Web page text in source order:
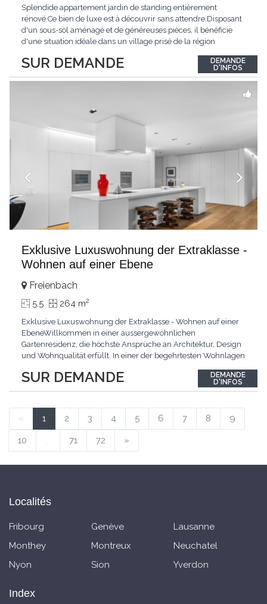
SUR DEMANDE
Splendide appartement jardin de standing entièrement
rénové.Ce bien de luxe est à découvrir sans attendre.Disposant
d'un sous-sol aménagé et de généreuses pièces, il bénéficie
d'une situation idéale dans un village prisé de la région
hors du commun tout au long de la journée.Points forts:4
grandes chambresUn vaste séjour...
DEMANDE
D'INFOS
Exklusive Luxuswohnung der Extraklasse -
Wohnen auf einer Ebene
SUR DEMANDE
Freienbach
5.5 264 m2
Exklusive Luxuswohnung der Extraklasse - Wohnen auf einer
EbeneWillkommen in einer aussergewöhnlichen
Gartenresidenz, die höchste Ansprüche an Architektur, Design
und Wohnqualität erfüllt. In einer der begehrtesten Wohnlagen
exklusives Zuhause mit über 230 m² Wohnfläche, das
Grosszügigkeit, Privatsphäre und zeitlose Eleganz auf
DEMANDE
D'INFOS
« 1 2 3 4 5 6 7 8 9
10 ... 71 72 »
Localités
Fribourg Genève
Lausanne
Monthey
Montreux
Neuchatel
Nyon
Sion Yverdon
Index